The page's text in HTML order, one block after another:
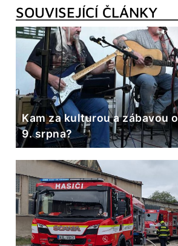
SOUVISEJÍCÍ ČLÁNKY
Kam za kulturou a zábavou
9. srpna?